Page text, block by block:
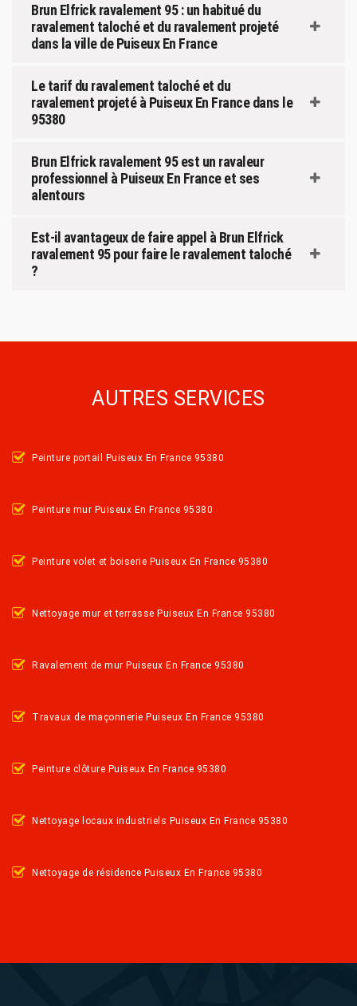
Brun Elfrick ravalement 95 : un habitué du
ravalement taloché et du ravalement projeté
dans la ville de Puiseux En France
Le tarif du ravalement taloché et du
ravalement projeté à Puiseux En France dans le
95380
Brun Elfrick ravalement 95 est un ravaleur
professionnel à Puiseux En France et ses
alentours
Est-il avantageux de faire appel à Brun Elfrick
ravalement 95 pour faire le ravalement taloché
?
AUTRES SERVICES
Peinture portail Puiseux En France 95380
Peinture mur Puiseux En France 95380
Peinture volet et boiserie Puiseux En France 95380
Nettoyage mur et terrasse Puiseux En France 95380
Ravalement de mur Puiseux En France 95380
Travaux de maçonnerie Puiseux En France 95380
Peinture clôture Puiseux En France 95380
Nettoyage locaux industriels Puiseux En France 95380
Nettoyage de résidence Puiseux En France 95380